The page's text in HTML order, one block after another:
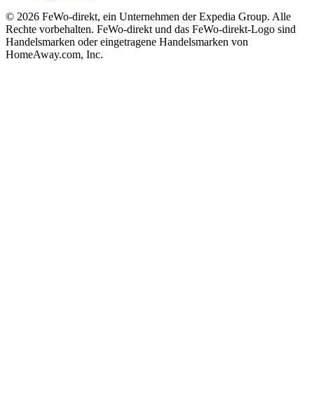
© 2026 FeWo-direkt, ein Unternehmen der Expedia Group. Alle
Rechte vorbehalten. FeWo-direkt und das FeWo-direkt-Logo sind
Handelsmarken oder eingetragene Handelsmarken von
HomeAway.com, Inc.